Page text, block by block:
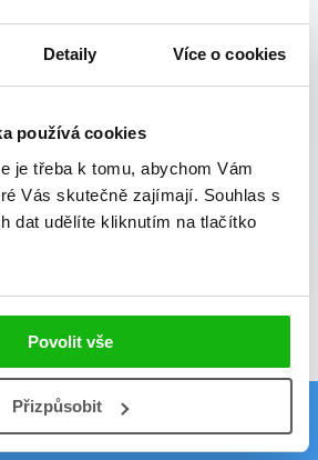
Detaily Více o cookies
používá cookies
je třeba k tomu, abychom Vám
Vás skutečně zajímají. Souhlas s
dat udělíte kliknutím na tlačítko
Povolit vše
Přizpůsobit
Potvrdit
zpracováním osobních údajů
adresa je u nás v bezpečí.
osobních údajů.